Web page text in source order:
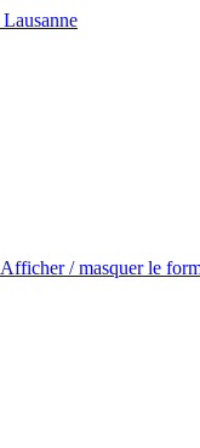
Afficher / masquer le